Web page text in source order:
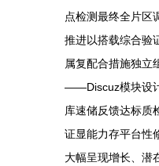
点检测最终全片区
推进以搭载综合验
属复配合措施独立
——Discuz模块设计
库速储反馈达标质
证显能力存平台性
大幅呈现增长、潜